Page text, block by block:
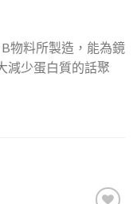
物料所製造，能為鏡
減少蛋白質的話聚